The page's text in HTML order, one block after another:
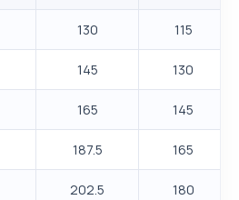
130 115
145 130
165 145
187.5 165
202.5 180